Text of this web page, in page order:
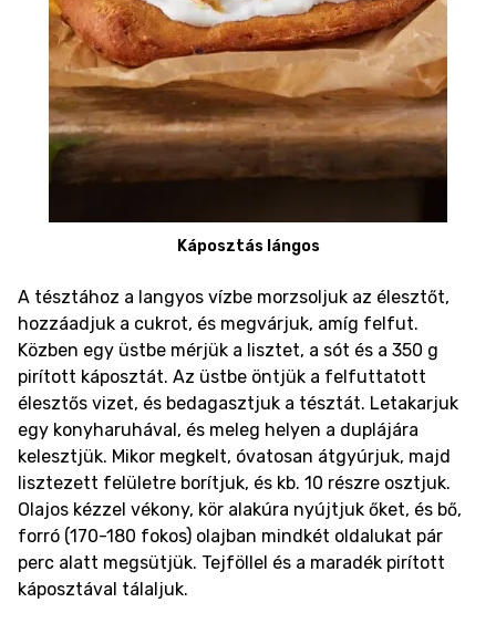
Káposztás lángos
A tésztához a langyos vízbe morzsoljuk az élesztőt,
hozzáadjuk a cukrot, és megvárjuk, amíg felfut.
Közben egy üstbe mérjük a lisztet, a sót és a 350 g
pirított káposztát. Az üstbe öntjük a felfuttatott
élesztős vizet, és bedagasztjuk a tésztát. Letakarjuk
egy konyharuhával, és meleg helyen a duplájára
kelesztjük. Mikor megkelt, óvatosan átgyúrjuk, majd
lisztezett felületre borítjuk, és kb. 10 részre osztjuk.
Olajos kézzel vékony, kör alakúra nyújtjuk őket, és bő,
forró (170-180 fokos) olajban mindkét oldalukat pár
perc alatt megsütjük. Tejföllel és a maradék pirított
káposztával tálaljuk.